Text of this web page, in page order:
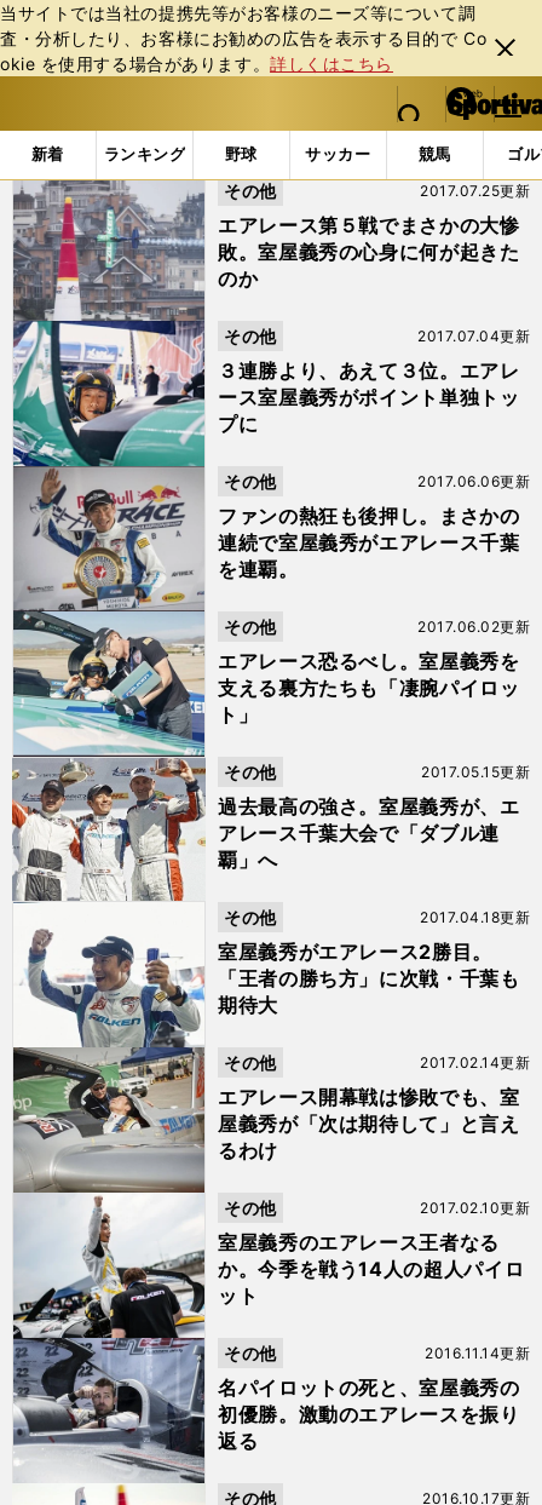
当サイトでは当社の提携先等がお客様のニーズ等について調
査・分析したり、お客様にお勧めの広告を表⽰する⽬的で Co
okie を使⽤する場合があります。詳しくはこちら
閉じ
る
web Sportiva (webスポルティーバ)
検索
マイペ
ー
ジ
メニュ
新着 ランキング 野球 サッカー 競馬 ゴ
b
ス
ポ
ル
テ
ィ
ー
バ
「室屋義秀」の検索結果 (2ページ目)
エアレース第５戦でまさかの大惨
敗。室屋義秀の心身に何が起きた
のか
2017.07.25更新
その他
３連勝より、あえて３位。エアレ
ース室屋義秀がポイント単独トッ
プに
2017.07.04更新
その他
ファンの熱狂も後押し。まさかの
連続で室屋義秀がエアレース千葉
を連覇。
2017.06.06更新
その他
エアレース恐るべし。室屋義秀を
支える裏方たちも「凄腕パイロッ
ト」
2017.06.02更新
その他
過去最高の強さ。室屋義秀が、エ
アレース千葉大会で「ダブル連
覇」へ
2017.05.15更新
その他
室屋義秀がエアレース2勝目。
「王者の勝ち方」に次戦・千葉も
期待大
2017.04.18更新
その他
エアレース開幕戦は惨敗でも、室
屋義秀が「次は期待して」と言え
るわけ
2017.02.14更新
その他
室屋義秀のエアレース王者なる
か。今季を戦う14人の超人パイロ
ット
2017.02.10更新
その他
名パイロットの死と、室屋義秀の
初優勝。激動のエアレースを振り
返る
2016.11.14更新
その他
2016.10.17更新
その他